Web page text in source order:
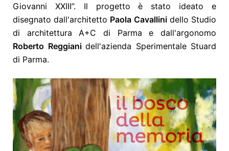
Giovanni XXIII”. Il progetto è stato ideato e
disegnato dall'architetto Paola Cavallinidello Studio
di architettura A+C di Parma e dall'argonomo
Roberto Reggiani dell'azienda Sperimentale Stuard
di Parma.